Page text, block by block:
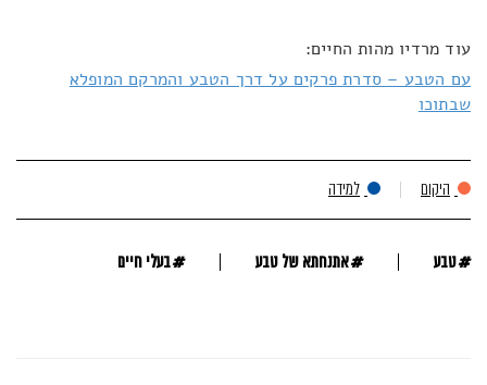
עוד מרדיו מהות החיים:
עם הטבע – סדרת פרקים על דרך הטבע והמרקם המופלא
שבתוכו
היקום למידה
#טבע #אתנחתא של טבע #בעלי חיים